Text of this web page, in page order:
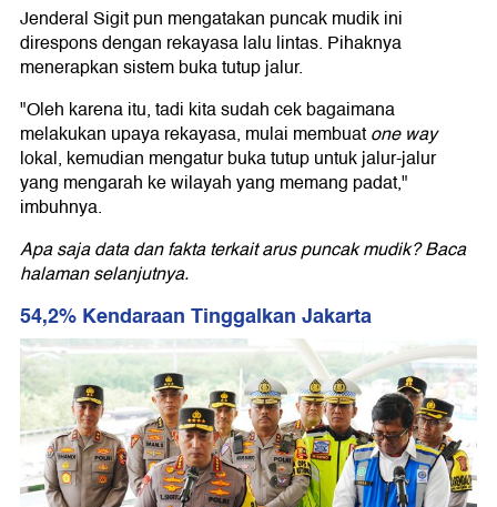
Jenderal Sigit pun mengatakan puncak mudik ini
direspons dengan rekayasa lalu lintas. Pihaknya
menerapkan sistem buka tutup jalur.
"Oleh karena itu, tadi kita sudah cek bagaimana
melakukan upaya rekayasa, mulai membuatone way
lokal, kemudian mengatur buka tutup untuk jalur-jalur
yang mengarah ke wilayah yang memang padat,"
imbuhnya.
Apa saja data dan fakta terkait arus puncak mudik? Baca
halaman selanjutnya.
54,2% Kendaraan Tinggalkan Jakarta